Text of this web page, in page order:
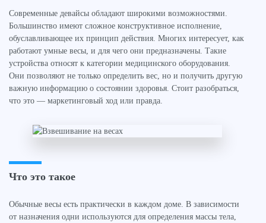
Современные девайсы обладают широкими возможностями.
Большинство имеют сложное конструктивное исполнение,
обуславливающее их принцип действия. Многих интересует, как
работают умные весы, и для чего они предназначены. Такие
устройства относят к категории медицинского оборудования.
Они позволяют не только определить вес, но и получить другую
важную информацию о состоянии здоровья. Стоит разобраться,
что это — маркетинговый ход или правда.
Что это такое
Обычные весы есть практически в каждом доме. В зависимости
от назначения одни используются для определения массы тела,